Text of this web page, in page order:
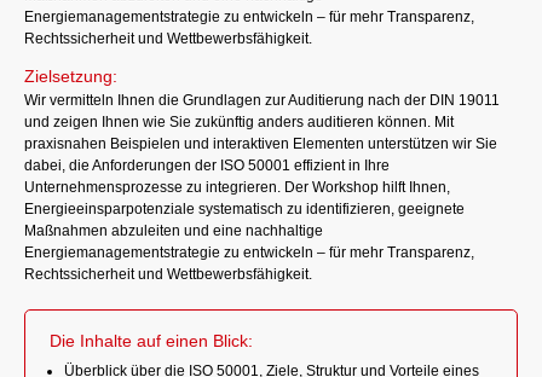
Energiemanagementstrategie zu entwickeln – für mehr Transparenz,
Rechtssicherheit und Wettbewerbsfähigkeit.
Zielsetzung:
Wir vermitteln Ihnen die Grundlagen zur Auditierung nach der DIN 19011
und zeigen Ihnen wie Sie zukünftig anders auditieren können. Mit
praxisnahen Beispielen und interaktiven Elementen unterstützen wir Sie
dabei, die Anforderungen der ISO 50001 effizient in Ihre
Unternehmensprozesse zu integrieren. Der Workshop hilft Ihnen,
Energieeinsparpotenziale systematisch zu identifizieren, geeignete
Maßnahmen abzuleiten und eine nachhaltige
Energiemanagementstrategie zu entwickeln – für mehr Transparenz,
Rechtssicherheit und Wettbewerbsfähigkeit.
Die Inhalte auf einen Blick:
Überblick über die ISO 50001, Ziele, Struktur und Vorteile eines